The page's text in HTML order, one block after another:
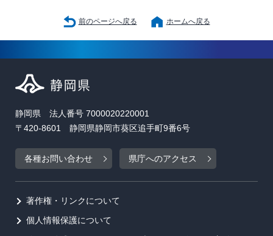
前のページへ戻る ホームへ戻る
静岡県 法人番号 7000020220001
〒420-8601 静岡県静岡市葵区追手町9番6号
各種お問い合わせ 県庁へのアクセス
著作権・リンクについて
個人情報保護について